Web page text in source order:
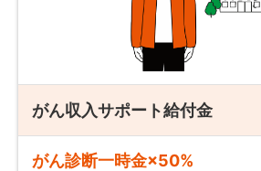
保険期間途中での減額が可能です。
外となる減額はお取扱いできません
増額の場合は新規の追加契約が必要
に改めて引き受けのための審査が必
定期がん保険「au定期がんほけん」の場
手術、放射線治療、抗がん剤治療（ホ
た場合を除く）の場合：回数無制限
抗がん剤治療のうち、ホルモン療法の
期間（更新契約の保険期間を含む）を
がん収入サポート給付金
がん診断一時金×50%